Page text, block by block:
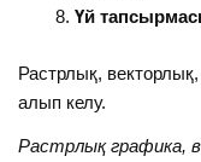
Үй
Растрлық,
алып келу.
Растрлық графика,